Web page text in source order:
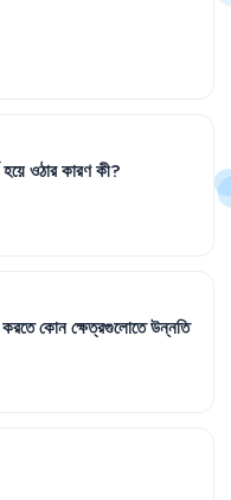
হয়েওঠারকারণকী?
করতেকোনক্ষেত্রগুলোতেউন্নতি